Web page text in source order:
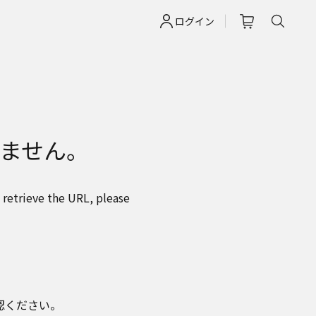
ログイン
せん。
the URL, please
ださい。